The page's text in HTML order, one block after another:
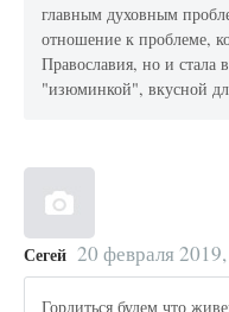
главным духовным
отношение к проблеме,
Православия, но и стала
"изюминкой", вкусной
Сегей 20 февраля
Гордиться будем что